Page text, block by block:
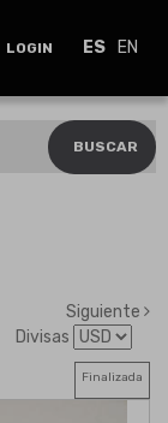
LOGIN ES EN
BUSCAR
Siguiente
Divisas
Finalizada